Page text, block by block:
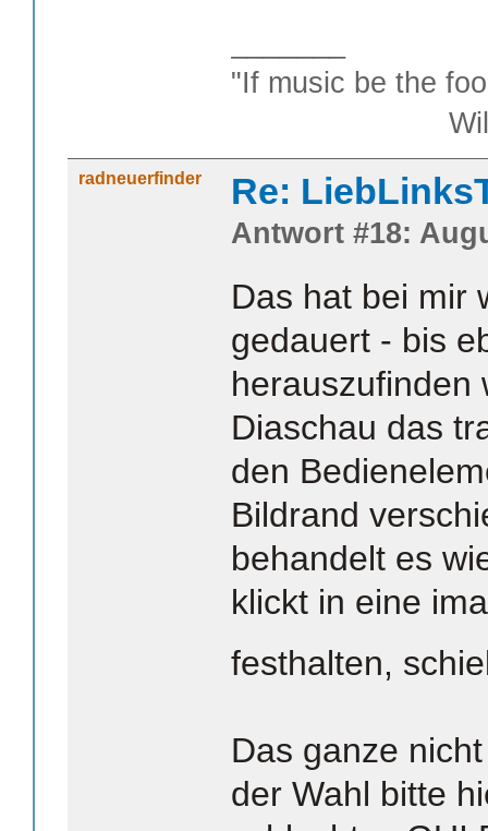
"If music be the
William
radneuerfinder Re:
Antwort #18:
Das hat bei mir
gedauert - bis
herauszufinden
Diaschau das
den
Bildrand
behandelt es
klickt in eine
festhalten,
Das ganze
der Wahl bitte